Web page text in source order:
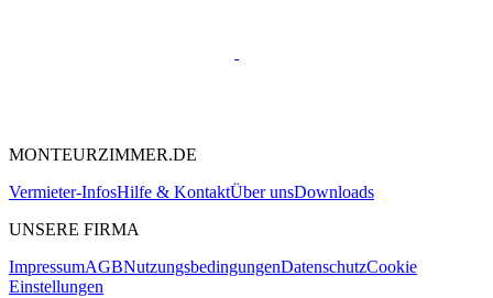
MONTEURZIMMER.DE
Vermieter-InfosHilfe & KontaktÜber unsDownloads
UNSERE FIRMA
ImpressumAGBNutzungsbedingungenDatenschutzCookie
Einstellungen